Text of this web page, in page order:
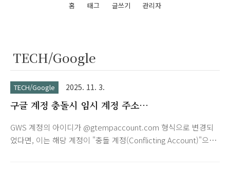
홈 태그 글쓰기 관리자
TECH/Google
TECH/Google 2025. 11. 3.
구글 계정 충돌시 임시 계정 주소
GWS 계정의 아이디가 @gtempaccount.com 형식으로 변경되
었다면, 이는 해당 계정이 "충돌 계정(Conflicting Account)"으로